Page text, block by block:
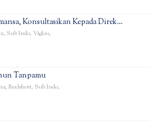
Konsultasikan Kepada Direk…
, Sub Indo, Vigloo,
Tanpamu
, Reelshort, Sub Indo,